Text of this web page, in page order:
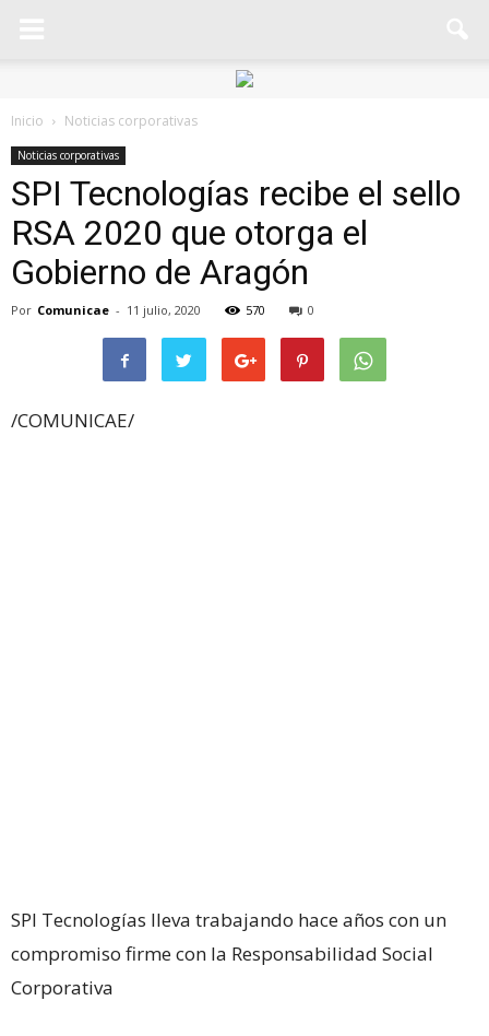
Inicio Noticias corporativas
Noticias corporativas
SPI Tecnologías recibe el sello
RSA 2020 que otorga el
Gobierno de Aragón
Por Comunicae - 11 julio, 2020 570 0
/COMUNICAE/
SPI Tecnologías lleva trabajando hace años con un
compromiso firme con la Responsabilidad Social
Corporativa